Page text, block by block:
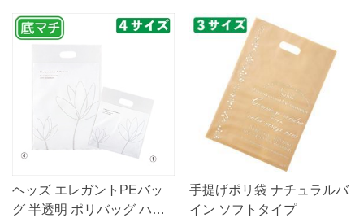
ヘッズ エレガントPEバッ
グ 半透明 ポリバッグ ハー
手提げポリ袋 ナチュラルバ
イン ソフトタイプ